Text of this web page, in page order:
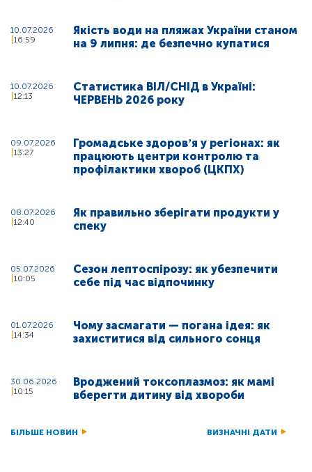
10.07.2026
16:59
Якість води на пляжах України станом
на 9 липня: де безпечно купатися
10.07.2026
12:13
Статистика ВІЛ/СНІД в Україні:
ЧЕРВЕНЬ 2026 року
09.07.2026
13:27
Громадське здоровʼя у регіонах: як
працюють центри контролю та
профілактики хвороб (ЦКПХ)
08.07.2026
12:40
Як правильно зберігати продукти у
спеку
05.07.2026
10:05
Сезон лептоспірозу: як убезпечити
себе під час відпочинку
01.07.2026
14:34
Чому засмагати — погана ідея: як
захиститися від сильного сонця
30.06.2026
10:15
Вроджений токсоплазмоз: як мамі
вберегти дитину від хвороби
БІЛЬШЕ НОВИН ВИЗНАЧНІ ДАТИ